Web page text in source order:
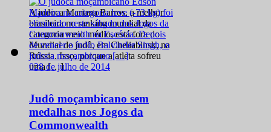
A judoca Mariana Barros, a melhor
brasileira no ranking mundial da
categoria meio médio, está fora do
Mundial de judô, em Cheliabinsk, na
Rússia. Isso, porque a atleta sofreu
uma […]
028 de julho de 2014
Judô moçambicano sem
medalhas nos Jogos da
Commonwealth